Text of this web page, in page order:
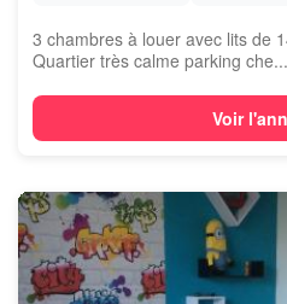
3 chambres à louer avec lits de
Quartier très calme parking che...
Voir